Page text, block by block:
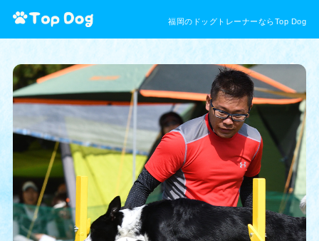
福岡のドッグトレーナーならTop Dog